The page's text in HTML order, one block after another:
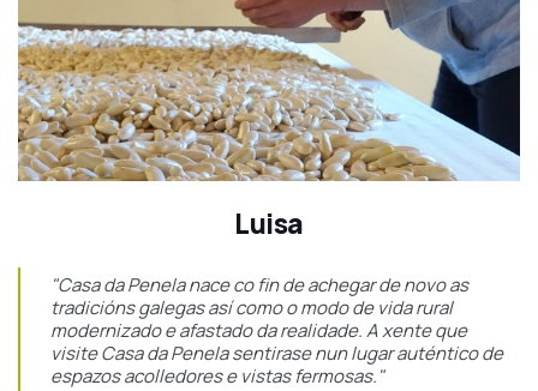
Luisa
"Casa da Penela nace co fin de achegar de novo as
tradicións galegas así como o modo de vida rural
modernizado e afastado da realidade. A xente que
visite Casa da Penela sentirase nun lugar auténtico de
espazos acolledores e vistas fermosas."